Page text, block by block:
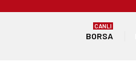
BORSA
CANLI